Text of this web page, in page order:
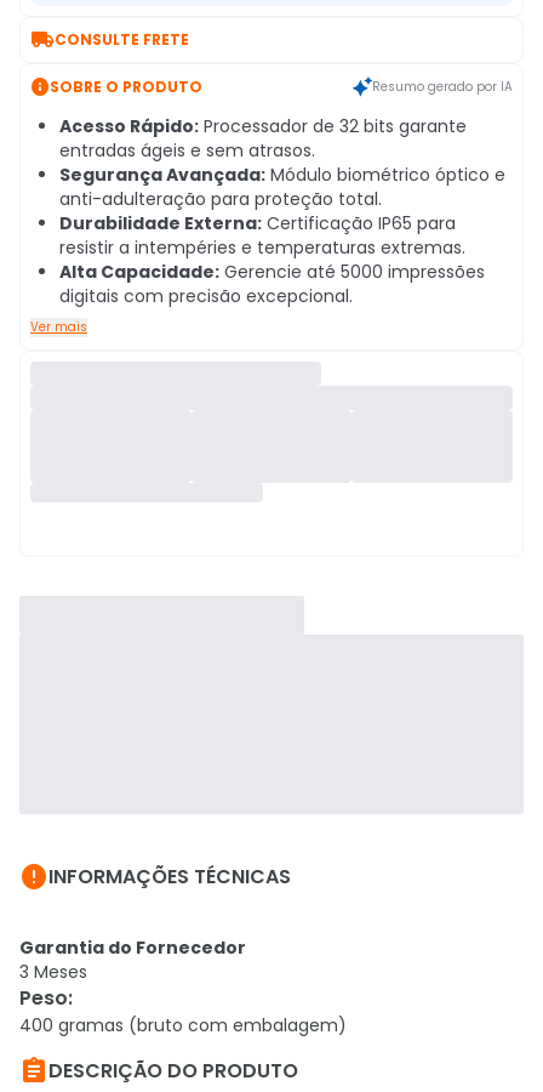
CONSULTE FRETE
SOBRE O PRODUTO Resumo gerado por IA
Acesso Rápido: Processador de 32 bits garante
entradas ágeis e sem atrasos.
Segurança Avançada: Módulo biométrico óptico e
anti-adulteração para proteção total.
Durabilidade Externa: Certificação IP65 para
resistir a intempéries e temperaturas extremas.
Alta Capacidade: Gerencie até 5000 impressões
digitais com precisão excepcional.
Ver mais
INFORMAÇÕES TÉCNICAS
Garantia do Fornecedor
3 Meses
Peso:
400 gramas (bruto com embalagem)
DESCRIÇÃO DO PRODUTO